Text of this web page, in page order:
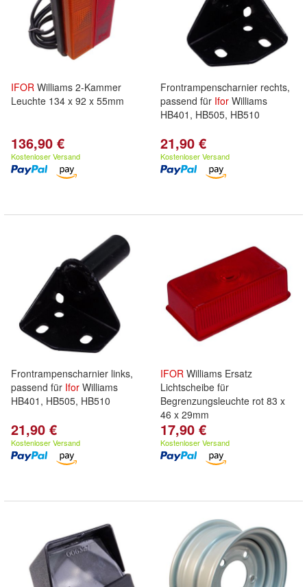
IFOR Williams 2-Kammer
Leuchte 134 x 92 x 55mm
136,90 €
Kostenloser Versand
Frontrampenscharnier rechts,
passend für Ifor Williams
HB401, HB505, HB510
21,90 €
Kostenloser Versand
Frontrampenscharnier links,
passend für Ifor Williams
HB401, HB505, HB510
21,90 €
Kostenloser Versand
IFOR Williams Ersatz
Lichtscheibe für
Begrenzungsleuchte rot 83 x
46 x 29mm
17,90 €
Kostenloser Versand